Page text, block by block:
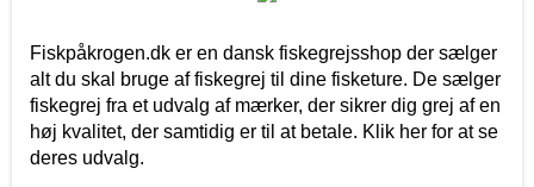
Fiskpåkrogen.dk er en dansk fiskegrejsshop der sælger
alt du skal bruge af fiskegrej til dine fisketure. De sælger
fiskegrej fra et udvalg af mærker, der sikrer dig grej af en
høj kvalitet, der samtidig er til at betale. Klik her for at se
deres udvalg.